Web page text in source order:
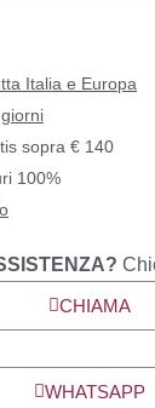
Italia e Europa
sopra € 140
100%
CHIAMA
WHATSAPP